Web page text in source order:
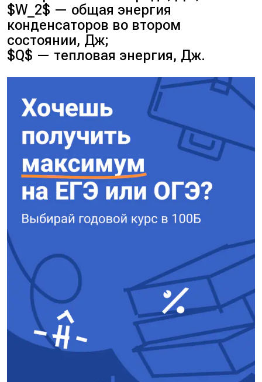
$W_2$ — общая энергия
конденсаторов во втором
состоянии, Дж;
$Q$ — тепловая энергия, Дж.